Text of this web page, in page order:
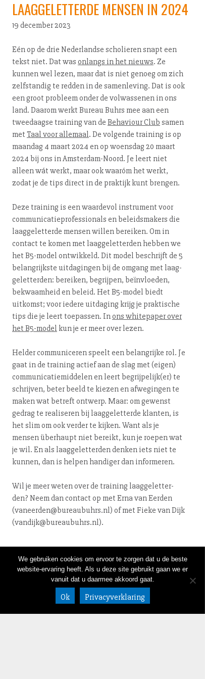
LAAGGELETTERDE MENSEN IN 2024
19 december 2023
Eén op de drie Nederlandse scholieren snapt een
tekst niet. Dat was onlangs in het nieuws. Ze
kunnen wel lezen, maar dat is niet genoeg om zich
zelfstandig te redden in de samenleving. Dat is ook
een groot probleem onder de volwassenen in ons
land. Daarom werkt Bureau Buhrs mee aan een
tweedaagse training van de Behaviour Club samen
met Taal voor allemaal. De volgende training is op
maandag 4 maart 2024 en op woensdag 20 maart
2024 bij ons in Am­ster­dam-Noord. Je leert niet
alleen wát werkt, maar ook waaróm het werkt,
zodat je de tips direct in de praktijk kunt brengen.
Deze training is een waardevol instrument voor
com­mu­ni­ca­tie­pro­fes­si­o­nals en be­leids­ma­kers die
laag­ge­let­ter­de mensen willen bereiken. Om in
contact te komen met laag­ge­let­ter­den hebben we
het B5-model ontwikkeld. Dit model beschrijft de 5
be­lang­rijk­ste uitdagingen bij de omgang met laag­
ge­let­ter­den: bereiken, begrijpen, beïnvloeden,
bekwaamheid en beleid. Het B5-model biedt
uitkomst; voor iedere uitdaging krijg je praktische
tips die je leert toepassen. Inons whitepaper over
het B5-model kun je er meer over lezen.
Helder com­mu­ni­ce­ren speelt een belangrijke rol. Je
gaat in de training actief aan de slag met (eigen)
com­mu­ni­ca­tie­mid­de­len en leert be­grij­pe­lijk(er) te
schrijven, beter beeld te kiezen en afwegingen te
maken wat betreft ontwerp. Maar: om gewenst
gedrag te realiseren bij laag­ge­let­ter­de klanten, is
het slim om ook verder te kijken. Want als je
mensen überhaupt niet bereikt, kun je roepen wat
je wil. En als laag­ge­let­ter­den denken iets niet te
kunnen, dan is helpen handiger dan informeren.
Wil je meer weten over de training laag­ge­let­ter­
den? Neem dan contact op met Erna van Eerden
(vaneerden@​bureaubuhrs.​nl) of met Fieke van Dijk
(vandijk@​bureaubuhrs.​nl).
← terug
020 632 58 05
info@bureaub
uhrs.nl
LINKEDIN
CONTACT
We gebruiken cookies om ervoor te zorgen dat u de beste
website-ervaring heeft. Als u deze site gebruikt gaan we er
vanuit dat u daarmee akkoord gaat.
Ok Privacyverklaring